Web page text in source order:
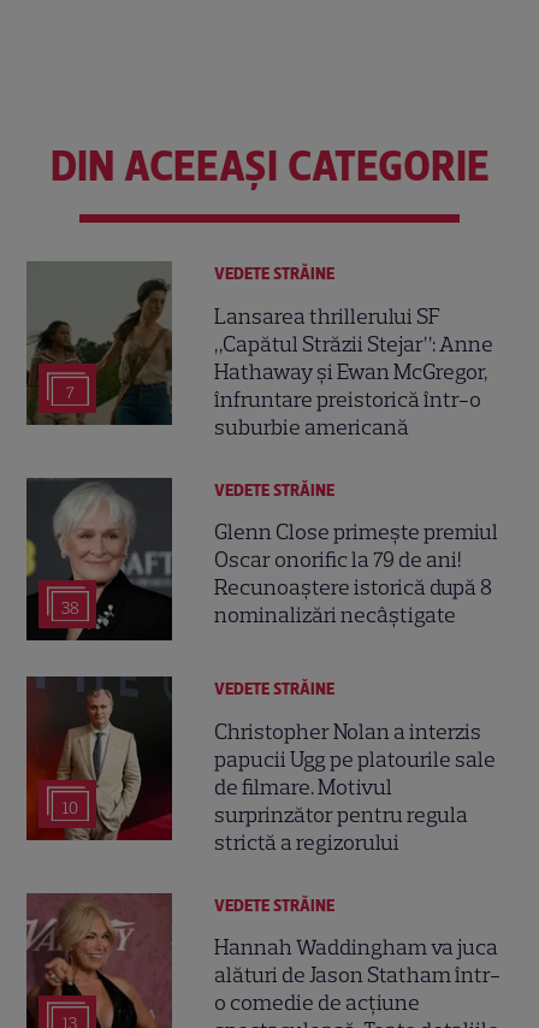
DIN ACEEAȘI CATEGORIE
7
VEDETE STRĂINE
Lansarea thrillerului SF
„Capătul Străzii Stejar”: Anne
Hathaway și Ewan McGregor,
înfruntare preistorică într-o
suburbie americană
38
VEDETE STRĂINE
Glenn Close primește premiul
Oscar onorific la 79 de ani!
Recunoaștere istorică după 8
nominalizări necâștigate
10
VEDETE STRĂINE
Christopher Nolan a interzis
papucii Ugg pe platourile sale
de filmare. Motivul
surprinzător pentru regula
strictă a regizorului
VEDETE STRĂINE
Hannah Waddingham va juca
alături de Jason Statham într-
o comedie de acțiune